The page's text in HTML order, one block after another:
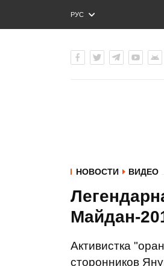
РУС
ENG
НОВОСТИ ВИДЕО
Майдан-
Активистка
сторонников